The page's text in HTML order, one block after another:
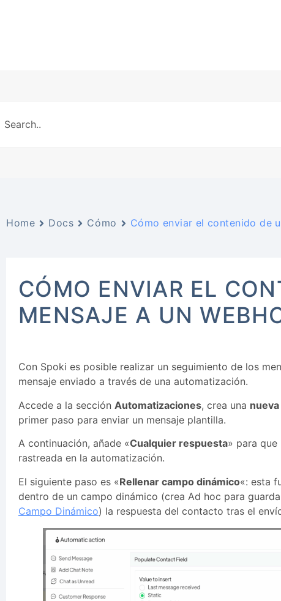
Home Docs Cómo Cómo enviar el contenido de
CÓMO ENVIAR EL
MENSAJE A UN
Con Spoki es posible realizar un seguimiento de los
mensaje enviado a través de una automatización.
Accede a la sección Automatizaciones, crea una nueva
primer paso para enviar un mensaje plantilla.
A continuación, añade «Cualquier respuesta» para que
rastreada en la automatización.
El siguiente paso es «Rellenar campo dinámico«: esta
dentro de un campo dinámico (crea Ad hoc para
Campo Dinámico) la respuesta del contacto tras el